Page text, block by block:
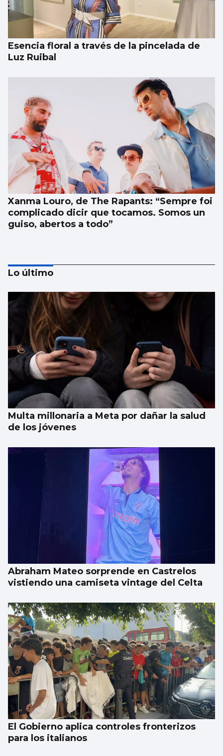
Esencia floral a través de la pincelada de
Luz Ruibal
Xanma Louro, de The Rapants: “Sempre foi
complicado dicir que tocamos. Somos un
guiso, abertos a todo”
UNIVERSIDAD
La UVigo mejoró en 2025 en la mayoría de
rankings internacionales
Lo último
Multa millonaria a Meta por dañar la salud
de los jóvenes
Abraham Mateo sorprende en Castrelos
vistiendo una camiseta vintage del Celta
El Gobierno aplica controles fronterizos
para los italianos